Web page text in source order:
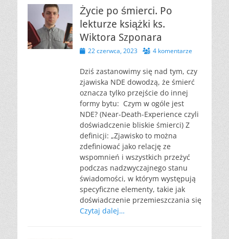
Życie po śmierci. Po
lekturze książki ks.
Wiktora Szponara
Opublikowano
22 czerwca, 2023 4 komentarze
Dziś zastanowimy się nad tym, czy
zjawiska NDE dowodzą, że śmierć
oznacza tylko przejście do innej
formy bytu: Czym w ogóle jest
NDE? (Near-Death-Experience czyli
doświadczenie bliskie śmierci) Z
definicji: „Zjawisko to można
zdefiniować jako relację ze
wspomnień i wszystkich przeżyć
podczas nadzwyczajnego stanu
świadomości, w którym występują
specyficzne elementy, takie jak
doświadczenie przemieszczania się
Czytaj dalej…